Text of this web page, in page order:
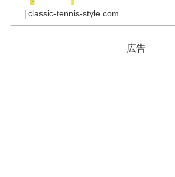
classic-tennis-style.com
広告